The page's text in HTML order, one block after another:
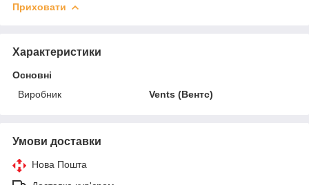
Приховати
Характеристики
Основні
Виробник
Vents (Вентс)
Умови доставки
Нова Пошта